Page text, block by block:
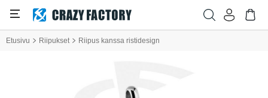
Etusivu Riipukset Riipus kanssa ristidesign